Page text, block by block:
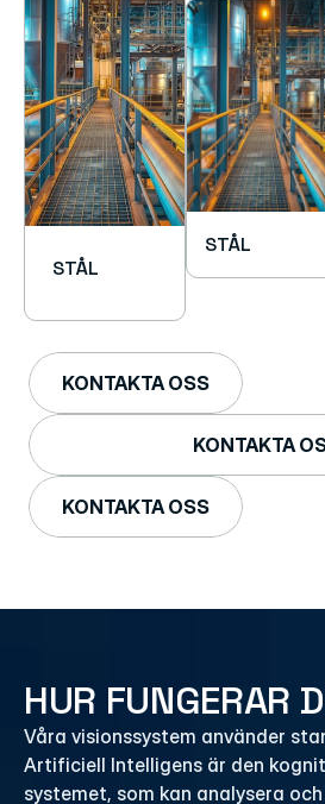
STÅL
STÅL
KONTAKTA OSS
KONTAKTA
KONTAKTA OSS
HUR FUNGERAR
Våra visionssystem använder
Artificiell Intelligens är den
systemet, som kan analysera